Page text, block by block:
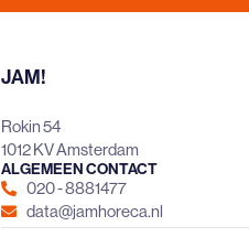
JAM!
Rokin 54
1012 KV Amsterdam
ALGEMEEN CONTACT
020 - 8881477
data@jamhoreca.nl